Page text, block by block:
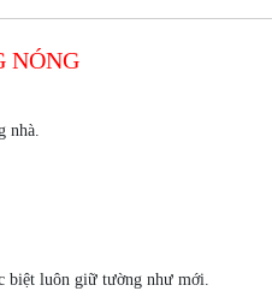
NÓNG
nhà.
biệt luôn giữ tường như mới.